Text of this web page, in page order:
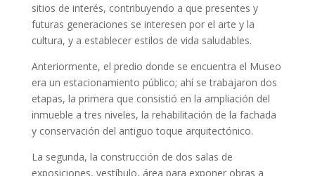
sitios de interés, contribuyendo a que presentes y
futuras generaciones se interesen por el arte y la
cultura, y a establecer estilos de vida saludables.
Anteriormente, el predio donde se encuentra el Museo
era un estacionamiento público; ahí se trabajaron dos
etapas, la primera que consistió en la ampliación del
inmueble a tres niveles, la rehabilitación de la fachada
y conservación del antiguo toque arquitectónico.
La segunda, la construcción de dos salas de
exposiciones, vestíbulo, área para exponer obras a